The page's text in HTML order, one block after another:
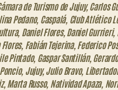
de Turismo de Jujuy,Carlos
Pedano, Caspalá, Club Atlético
, Daniel Flores, Daniel Gurrieri,
Flores, Fabián Tejerina, Federico
Pintado, Gaspar Santillán,
, Jujuy,Julio Bravo,
, Marta Russo, Natividad Apaza,